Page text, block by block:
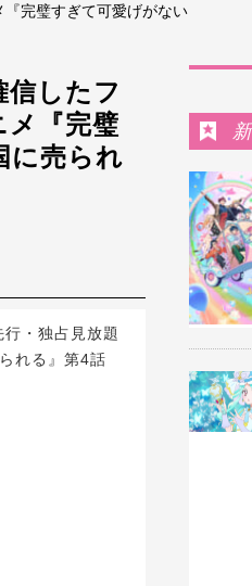
『完璧すぎて可愛げがない
信したフ
メ『完璧
に売られ
・独占見放題
れる』第4話